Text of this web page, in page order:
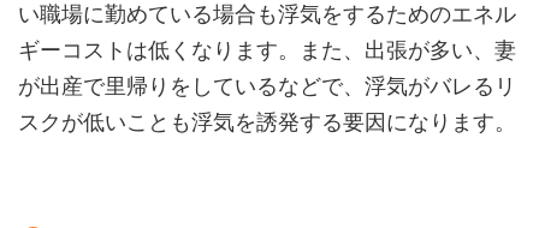
い職場に勤めている場合も浮気をするためのエネル
ギーコストは低くなります。また、出張が多い、妻
が出産で里帰りをしているなどで、浮気がバレるリ
スクが低いことも浮気を誘発する要因になります。